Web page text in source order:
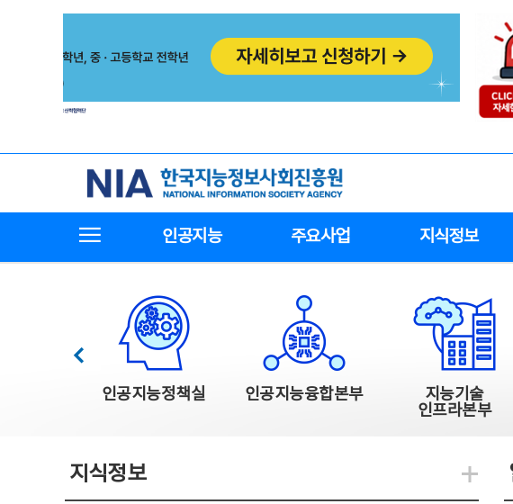
한국지능정보사회진흥원
인공지능 주요사업 지식정보
한국지능정보사회진흥원 주요사업
인공지능정책실 인공지능융합본부
지능기술
인프라본부
이전
지식정보 지식관